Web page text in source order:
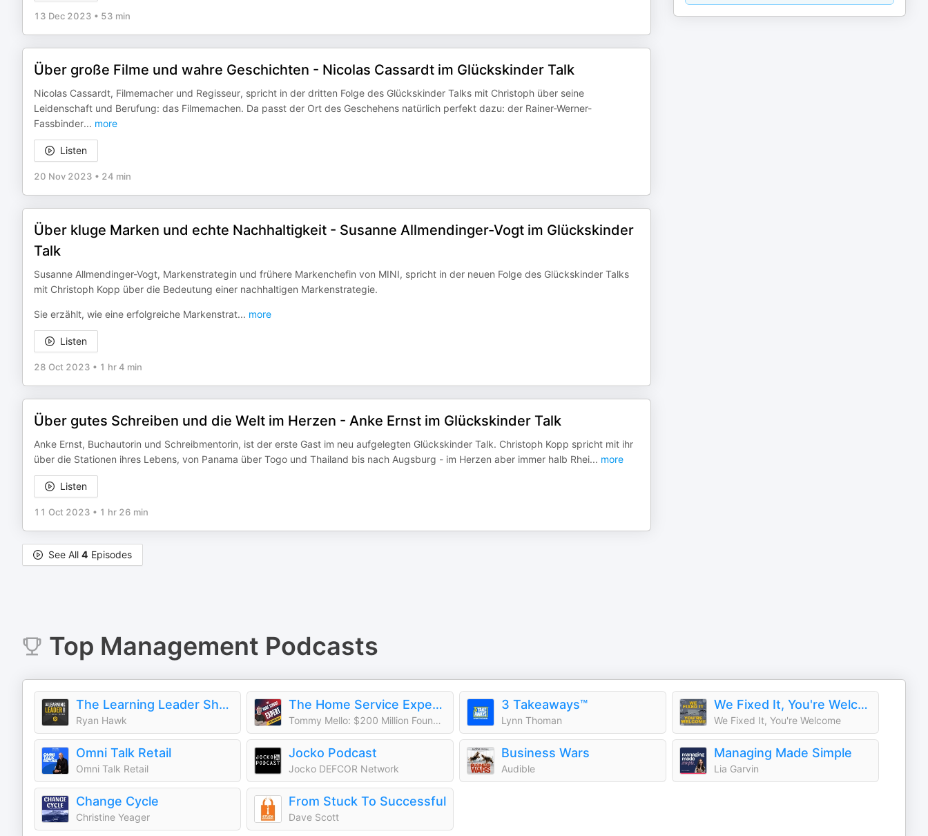
13 Dec 2023 • 53 min
Über große Filme und wahre Geschichten - Nicolas Cassardt im Glückskinder Talk
Nicolas Cassardt, Filmemacher und Regisseur, spricht in der dritten Folge des Glückskinder Talks mit Christoph über seine
Leidenschaft und Berufung: das Filmemachen. Da passt der Ort des Geschehens natürlich perfekt dazu: der Rainer-Werner-
Fassbinder... more
Listen
20 Nov 2023 • 24 min
Über kluge Marken und echte Nachhaltigkeit - Susanne Allmendinger-Vogt im Glückskinder
Talk
Susanne Allmendinger-Vogt, Markenstrategin und frühere Markenchefin von MINI, spricht in der neuen Folge des Glückskinder Talks
mit Christoph Kopp über die Bedeutung einer nachhaltigen Markenstrategie.
Sie erzählt, wie eine erfolgreiche Markenstrat... more
Listen
28 Oct 2023 • 1 hr 4 min
Über gutes Schreiben und die Welt im Herzen - Anke Ernst im Glückskinder Talk
Anke Ernst, Buchautorin und Schreibmentorin, ist der erste Gast im neu aufgelegten Glückskinder Talk. Christoph Kopp spricht mit ihr
über die Stationen ihres Lebens, von Panama über Togo und Thailand bis nach Augsburg - im Herzen aber immer halb Rhei... more
Listen
11 Oct 2023 • 1 hr 26 min
See All 4 Episodes
Top Management Podcasts
The Learning Leader Show With Ryan Hawk
Ryan Hawk
The Home Service Expert Podcast
Tommy Mello: $200 Million Founder|Forbes, Inc., Entrepreneur Columnist
3 Takeaways™
Lynn Thoman
We Fixed It, You're Welcome
We Fixed It, You're Welcome
Omni Talk Retail
Omni Talk Retail
Jocko Podcast
Jocko DEFCOR Network
Business Wars
Audible
Managing Made Simple
Lia Garvin
Change Cycle
Christine Yeager
From Stuck To Successful
Dave Scott